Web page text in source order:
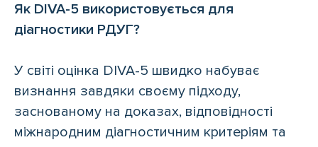
Як DIVA-5 використовується для
діагностики РДУГ?
У світі оцінка DIVA-5 швидко набуває
визнання завдяки своєму підходу,
заснованому на доказах, відповідності
міжнародним діагностичним критеріям та